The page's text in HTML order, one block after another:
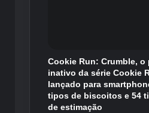
Cookie Run: Crumble, o
inativo da série Cookie
lançado para
tipos de biscoitos e 54
de estimação